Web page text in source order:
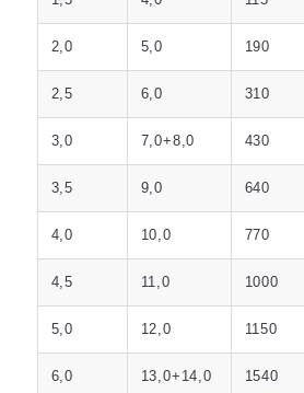
2,0 5,0 190
2,5 6,0 310
3,0 7,0+8,0 430
3,5 9,0 640
4,0 10,0 770
4,5 11,0 1000
5,0 12,0 1150
6,0 13,0+14,0 1540